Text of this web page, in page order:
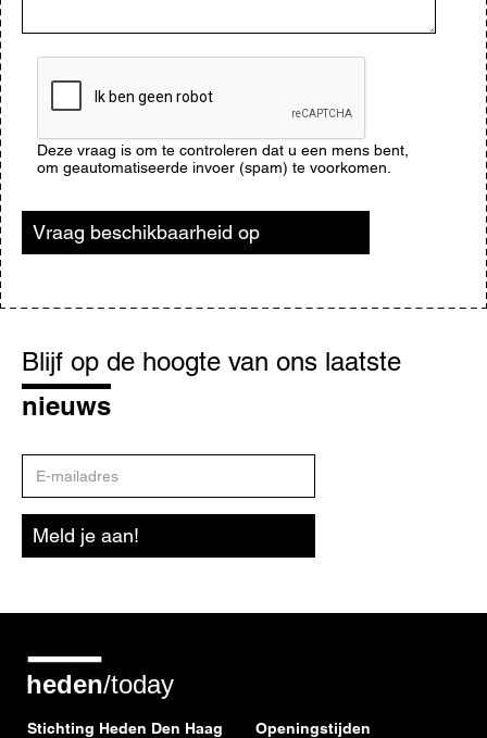
Deze vraag is om te controleren dat u een mens bent,
om geautomatiseerde invoer (spam) te voorkomen.
Vraag beschikbaarheid op
op
de
hoogte
Blijf op de hoogte van ons laatste
nieuws
mailadres
Meld je aan!
Stichting Heden Den Haag Openingstijden